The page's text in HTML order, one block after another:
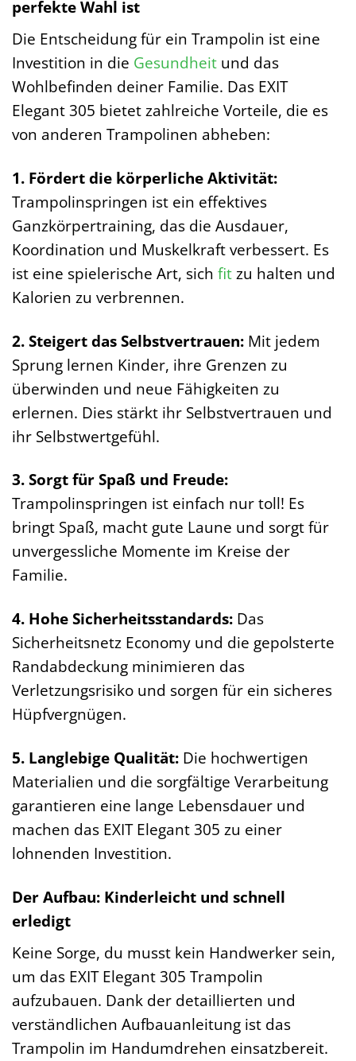
perfekte Wahl ist
Die Entscheidung für ein Trampolin ist eine
Investition in die Gesundheit und das
Wohlbefinden deiner Familie. Das EXIT
Elegant 305 bietet zahlreiche Vorteile, die es
von anderen Trampolinen abheben:
1. Fördert die körperliche Aktivität:
Trampolinspringen ist ein effektives
Ganzkörpertraining, das die Ausdauer,
Koordination und Muskelkraft verbessert. Es
ist eine spielerische Art, sich fitzu halten und
Kalorien zu verbrennen.
2. Steigert das Selbstvertrauen: Mit jedem
Sprung lernen Kinder, ihre Grenzen zu
überwinden und neue Fähigkeiten zu
erlernen. Dies stärkt ihr Selbstvertrauen und
ihr Selbstwertgefühl.
3. Sorgt für Spaß und Freude:
Trampolinspringen ist einfach nur toll! Es
bringt Spaß, macht gute Laune und sorgt für
unvergessliche Momente im Kreise der
Familie.
4. Hohe Sicherheitsstandards: Das
Sicherheitsnetz Economy und die gepolsterte
Randabdeckung minimieren das
Verletzungsrisiko und sorgen für ein sicheres
Hüpfvergnügen.
5. Langlebige Qualität: Die hochwertigen
Materialien und die sorgfältige Verarbeitung
garantieren eine lange Lebensdauer und
machen das EXIT Elegant 305 zu einer
lohnenden Investition.
Der Aufbau: Kinderleicht und schnell
erledigt
Keine Sorge, du musst kein Handwerker sein,
um das EXIT Elegant 305 Trampolin
aufzubauen. Dank der detaillierten und
verständlichen Aufbauanleitung ist das
Trampolin im Handumdrehen einsatzbereit.